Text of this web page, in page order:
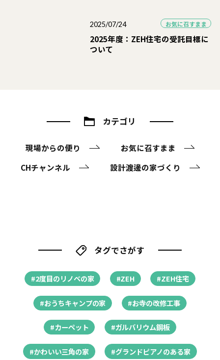
2025/07/24
2025年度：ZEH住宅の受託目標に
ついて
お気に召すまま
カテゴリ
現場からの便り
お気に召すまま
CHチャンネル
設計渡邊の家づくり
タグでさがす
#2度目のリノベの家 #ZEH #ZEH住宅
#おうちキャンプの家 #お寺の改修工事
#カーペット #ガルバリウム鋼板
#かわいい三角の家 #グランドピアノのある家